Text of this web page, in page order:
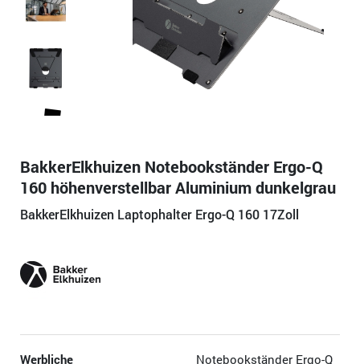
BakkerElkhuizen Notebookständer Ergo-Q
160 höhenverstellbar Aluminium dunkelgrau
BakkerElkhuizen Laptophalter Ergo-Q 160 17Zoll
Werbliche
Notebookständer Ergo-Q